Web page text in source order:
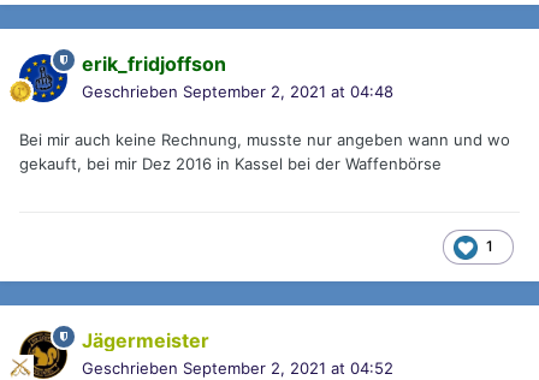
erik_fridjoffson
Geschrieben September 2, 2021 at 04:48
Bei mir auch keine Rechnung, musste nur angeben wann und wo
gekauft, bei mir Dez 2016 in Kassel bei der Waffenbörse
1
Jägermeister
Geschrieben September 2, 2021 at 04:52